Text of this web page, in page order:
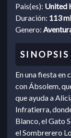
Pais(es): United
Duración: 113
Genero:
En una fiesta en
con Ábsolem,
que ayuda a
Infratierra,
Blanco, el Gato
el Sombrerero